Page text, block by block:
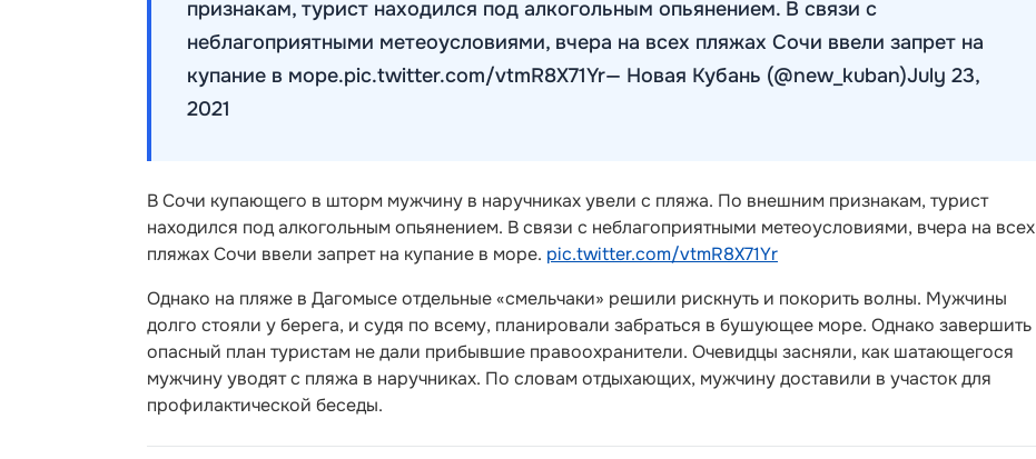
признакам, турист находился под алкогольным опьянением. В связи с
неблагоприятными метеоусловиями, вчера на всех пляжах Сочи ввели запрет на
купание в море.pic.twitter.com/vtmR8X71Yr— Новая Кубань (@new_kuban)July 23,
2021
В Сочи купающего в шторм мужчину в наручниках увели с пляжа. По внешним признакам, турист
находился под алкогольным опьянением. В связи с неблагоприятными метеоусловиями, вчера на всех
пляжах Сочи ввели запрет на купание в море. pic.twitter.com/vtmR8X71Yr
Однако на пляже в Дагомысе отдельные «смельчаки» решили рискнуть и покорить волны. Мужчины
долго стояли у берега, и судя по всему, планировали забраться в бушующее море. Однако завершить
опасный план туристам не дали прибывшие правоохранители. Очевидцы засняли, как шатающегося
мужчину уводят с пляжа в наручниках. По словам отдыхающих, мужчину доставили в участок для
профилактической беседы.